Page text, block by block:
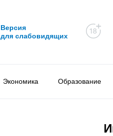
Версия
для слабовидящих
Экономика Образование